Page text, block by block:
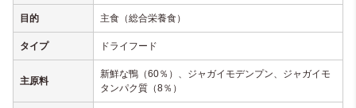
目的 主食（総合栄養食）
タイプ ドライフード
主原料
新鮮な鴨（60％）、ジャガイモデンプン、ジャガイモ
タンパク質（8％）